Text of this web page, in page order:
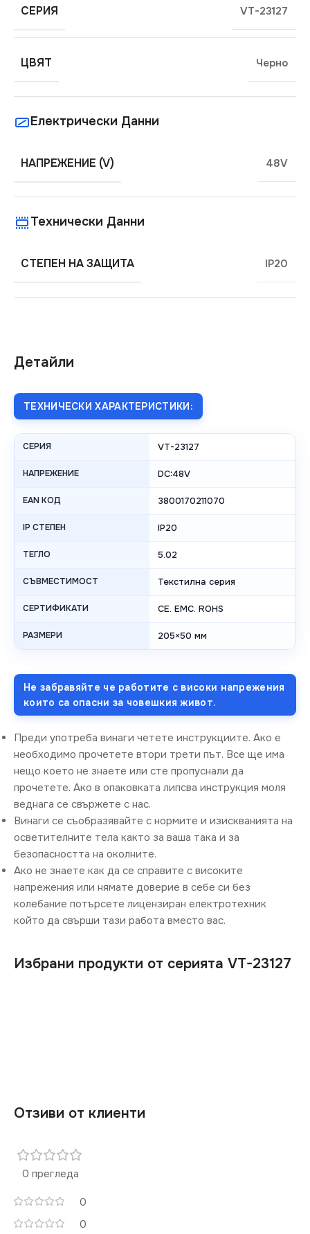
Детайли
ТЕХНИЧЕСКИ ХАРАКТЕРИСТИКИ:
СЕРИЯ VT-23127
НАПРЕЖЕНИЕ DC:48V
EAN КОД 3800170211070
IP СТЕПЕН IP20
ТЕГЛО 5.02
СЪВМЕСТИМОСТ Текстилна серия
СЕРТИФИКАТИ CE. EMC. ROHS
РАЗМЕРИ 205×50 мм
Не забравяйте че работите с високи напрежения
които са опасни за човешкия живот.
Преди употреба винаги четете инструкциите. Ако е
необходимо прочетете втори трети път. Все ще има
нещо което не знаете или сте пропуснали да
прочетете. Ако в опаковката липсва инструкция моля
веднага се свържете с нас.
Винаги се съобразявайте с нормите и изискванията на
осветителните тела както за ваша така и за
безопасността на околните.
Ако не знаете как да се справите с високите
напрежения или нямате доверие в себе си без
колебание потърсете лицензиран електротехник
който да свърши тази работа вместо вас.
Избрани продукти от серията VT-23127
СЕРИЯ VT-23127
ЦВЯТ Черно
Електрически Данни
НАПРЕЖЕНИЕ (V) 48V
Технически Данни
СТЕПЕН НА ЗАЩИТА IP20
Отзиви от клиенти
0 прегледа
0
0